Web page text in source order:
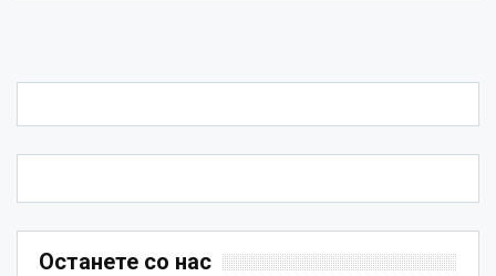
Останете со нас